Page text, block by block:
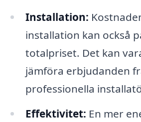
Installation:
installation kan också
totalpriset. Det kan
jämföra erbjudanden
professionella
Effektivitet: En mer